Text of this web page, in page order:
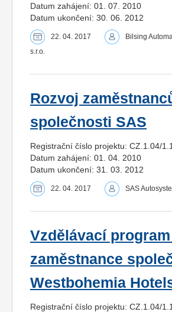
Datum zahájení: 01. 07. 2010
Datum ukončení: 30. 06. 2012
22. 04. 2017
Bilsing
s.r.o.
Rozvoj
společnosti SAS
Registrační číslo projektu: CZ.1.04/
Datum zahájení: 01. 04. 2010
Datum ukončení: 31. 03. 2012
22. 04. 2017 SAS
Vzdělávací
zaměstnance
Westbohemia
Registrační číslo projektu: CZ.1.04/